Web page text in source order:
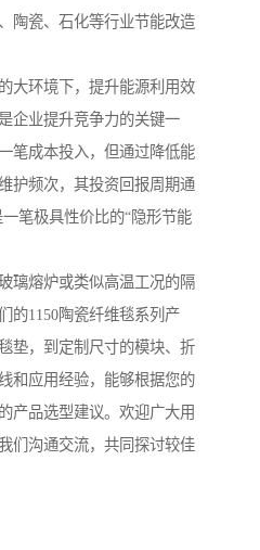
陶瓷、石化等行业节能改造
大环境下，提升能源利用效
企业提升竞争力的关键一
笔成本投入，但通过降低能
护频次，其投资回报周期通
笔极具性价比的“隐形节能
璃熔炉或类似高温工况的隔
的1150陶瓷纤维毯系列产
垫，到定制尺寸的模块、折
和应用经验，能够根据您的
产品选型建议。欢迎广大用
们沟通交流，共同探讨较佳